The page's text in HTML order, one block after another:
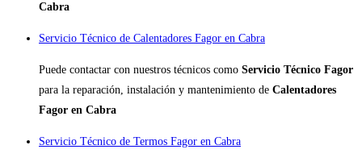
Cabra
Servicio Técnico de Calentadores Fagor en Cabra
Puede contactar con nuestros técnicos como Servicio Técnico Fagor
para la reparación, instalación y mantenimiento de Calentadores
Fagor en Cabra
Servicio Técnico de Termos Fagor en Cabra